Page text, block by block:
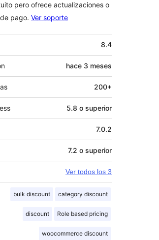
pero ofrece actualizaciones o
pago. Ver soporte
8.4
hace 3 meses
200+
5.8 o superior
7.0.2
7.2 o superior
Ver todos los 3
bulk discount category discount
discount Role based pricing
woocommerce discount